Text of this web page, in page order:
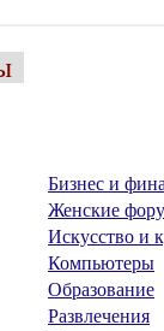
Бизнес и
Женские
Искусство и
Компьютеры
Образование
Развлечения